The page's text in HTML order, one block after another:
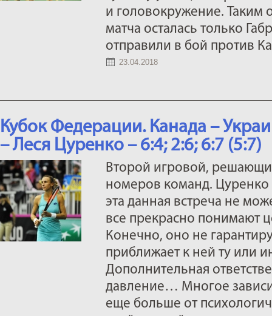
и головокружение. Таким
матча осталась только
отправили в бой против
23.04.2018
Кубок Федерации. Канада –
– Леся Цуренко – 6:4; 2:6; 6:7 (5:7)
Второй игровой,
номеров команд. Цуренко
эта данная встреча не
все прекрасно понимают
Конечно, оно не
приближает к ней ту или
Дополнительная
давление… Многое
еще больше от